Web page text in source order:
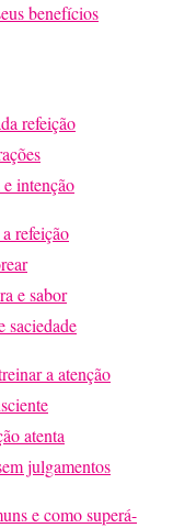
benefícios
refeição
intenção
refeição
e sabor
saciedade
a atenção
atenta
julgamentos
e como superá-